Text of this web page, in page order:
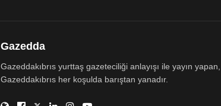
Gazedda
Gazeddakıbrıs yurttaş gazeteciliği anlayışı ile yayın
Gazeddakıbrıs her koşulda barıştan yanadır.